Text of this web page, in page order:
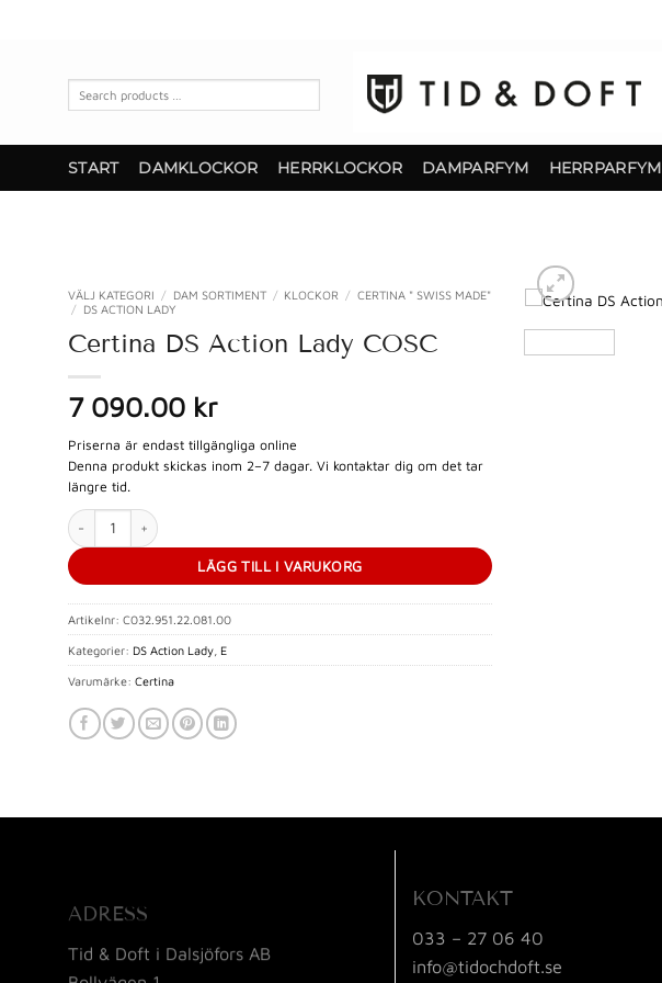
START DAMKLOCKOR HERRKLOCKOR DAMPARFYM HERRPARFYM
VÄLJ KATEGORI / DAM SORTIMENT / KLOCKOR / CERTINA " SWISS MADE"
/
DS ACTION LADY
Certina DS Action Lady COSC
7 090.00 kr
Priserna är endast tillgängliga online
Denna produkt skickas inom 2–7 dagar. Vi kontaktar dig om det tar
längre tid.
Certina DS Action Lady COSC mängd
LÄGG TILL I VARUKORG
Artikelnr: C032.951.22.081.00
Kategorier: DS Action Lady E
Varumärke: Certina
ADRESS
Tid & Doft i Dalsjöfors AB
KONTAKT
033 – 27 06 40
info@tidochdoft.se